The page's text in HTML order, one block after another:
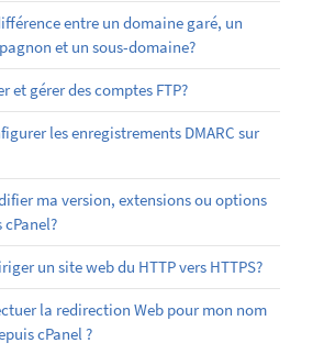
entre un domaine garé, un
et un sous-domaine?
et gérer des comptes FTP?
les enregistrements DMARC sur
ma version, extensions ou options
cPanel?
un site web du HTTP vers HTTPS?
la redirection Web pour mon nom
cPanel ?